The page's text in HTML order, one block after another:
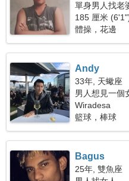
單身男人找老
185 厘米
體操，花邊
Andy
33年, 天蠍座
男人想見一個
Wiradesa
籃球，棒球
Bagus
25年, 雙魚座